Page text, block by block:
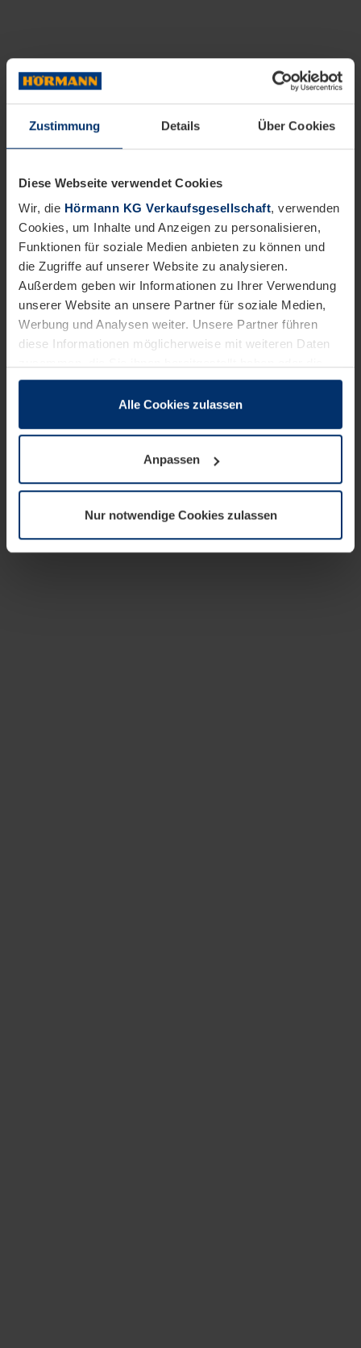
Zustimmung Details Über Cookies
Diese Webseite verwendet Cookies
Wir, die Hörmann KG Verkaufsgesellschaft, verwenden
Cookies, um Inhalte und Anzeigen zu personalisieren,
Funktionen für soziale Medien anbieten zu können und
die Zugriffe auf unserer Website zu analysieren.
Außerdem geben wir Informationen zu Ihrer Verwendung
unserer Website an unsere Partner für soziale Medien,
Werbung und Analysen weiter. Unsere Partner führen
diese Informationen möglicherweise mit weiteren Daten
sie im Rahmen Ihrer Nutzung der Dienste gesammelt
wenn diese für den Betrieb dieser Seite unbedingt
notwendig sind. Für alle anderen Cookie-Typen benötigen
wir Ihre Erlaubnis. Ihre Einwilligung können Sie jederzeit
Datenschutzerklärungunserer Website ändern oder
widerrufen.
Alle Cookies zulassen
Anpassen
Nur notwendige Cookies zulassen